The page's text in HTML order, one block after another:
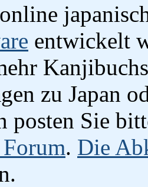
entwickelt
zu Japan
posten Sie
. Die